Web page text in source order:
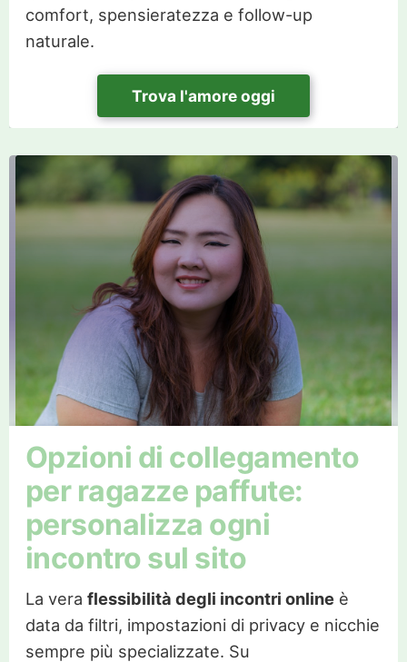
comfort, spensieratezza e follow-up
naturale.
Trova l'amore oggi
Opzioni di collegamento
per ragazze paffute:
personalizza ogni
incontro sul sito
La vera flessibilità degli incontri onlineè
data da filtri, impostazioni di privacy e nicchie
sempre più specializzate. Su